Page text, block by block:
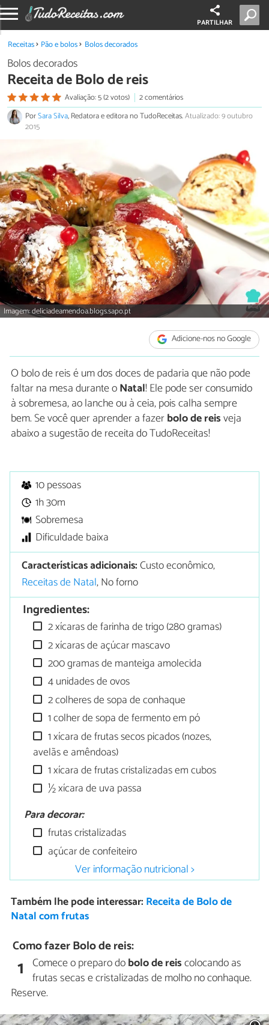
PARTILHAR
Receitas Pão e bolos Bolos decorados
Bolos decorados
Receita de Bolo de reis
Avaliação: 5 (2 votos)
2 comentários
PorSara Silva, Redatora e editora no TudoReceitas.Atualizado: 9 outubro
2015
Imagem: deliciadeamendoa.blogs.sapo.pt
Adicione-nos no Google
O bolo de reis é um dos doces de padaria que não pode
faltar na mesa durante oNatal! Ele pode ser consumido
à sobremesa, ao lanche ou à ceia, pois calha sempre
bem. Se você quer aprender a fazerbolo de reisveja
abaixo a sugestão de receita do TudoReceitas!
10 pessoas
1h 30m
Sobremesa
Dificuldade baixa
Características adicionais:Custo econômico,
Receitas de Natal, No forno
Ingredientes:
2 xícaras de farinha de trigo (280 gramas)
2 xícaras de açúcar mascavo
200 gramas de manteiga amolecida
4 unidades de ovos
2 colheres de sopa de conhaque
1 colher de sopa de fermento em pó
1 xícara de frutas secos picados (nozes,
avelãs e amêndoas)
1 xícara de frutas cristalizadas em cubos
½ xícara de uva passa
Para decorar:
frutas cristalizadas
açúcar de confeiteiro
Ver informação nutricional >
Também lhe pode interessar: Receita de Bolo de
Natal com frutas
Como fazer Bolo de reis:
1 Comece o preparo dobolo de reiscolocando as
frutas secas e cristalizadas de molho no conhaque.
Reserve.